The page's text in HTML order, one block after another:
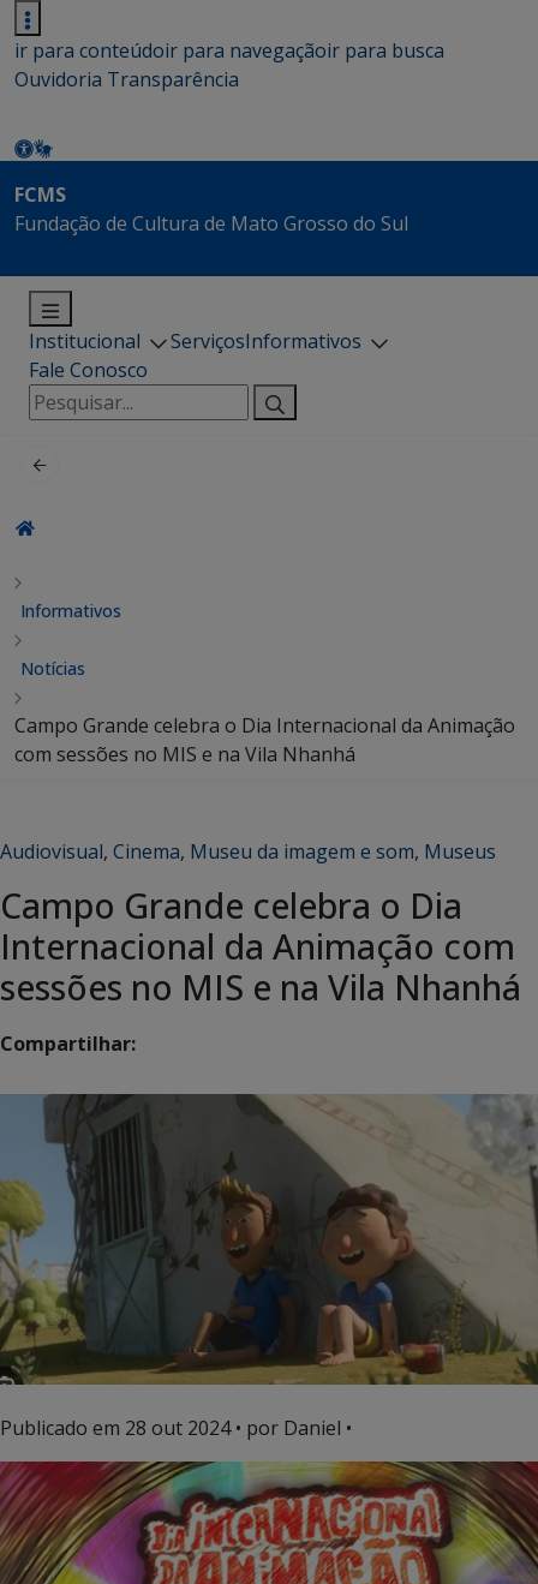
ir para conteúdoir para navegaçãoir para busca
Ouvidoria Transparência
FCMS
Fundação de Cultura de Mato Grosso do Sul
Institucional ServiçosInformativos
Fale Conosco
Pesquisar
por:
Informativos
Notícias
Campo Grande celebra o Dia Internacional da Animação
com sessões no MIS e na Vila Nhanhá
Audiovisual, Cinema, Museu da imagem e som, Museus
Campo Grande celebra o Dia
Internacional da Animação com
sessões no MIS e na Vila Nhanhá
Compartilhar:
Publicado em 28 out 2024• por Daniel •